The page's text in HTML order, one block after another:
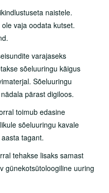
naistele.
vaja oodata kutset.
varajaseks
sõeluuringu käigus
Sõeluuringu
pärast digiloos.
toimub edasine
sõeluuringu kavale
tagant.
tehakse lisaks samast
günekotsütoloogiline uuring